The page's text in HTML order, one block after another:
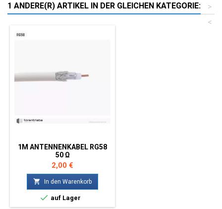
1 ANDERE(R) ARTIKEL IN DER GLEICHEN KATEGORIE:
>
<
1M ANTENNENKABEL RG58
50 Ω
Preis
2,00 €
 In den Warenkorb
 auf Lager